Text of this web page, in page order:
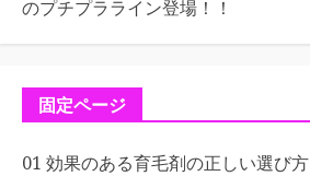
のプチプラライン登場！！
固定ページ
01 効果のある育毛剤の正しい選び方